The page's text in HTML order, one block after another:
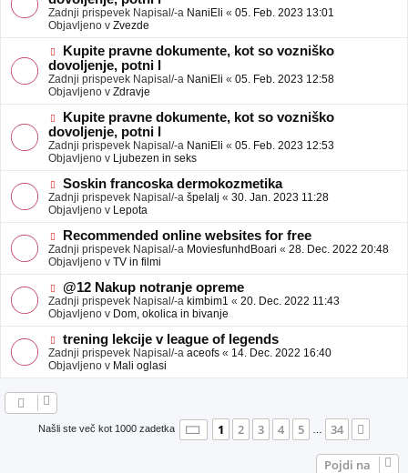
a
v
e
v
e
o
b
a
v
e
Zadnji prispevek Napisal/-a NaniEli « 05. Feb. 2023 13:01
Objavljeno v Zvezde
N
o
v
e
o
b
a
v
e
Kupite pravne dokumente, kot so vozniško
dovoljenje, potni l
Zadnji prispevek Napisal/-a NaniEli « 05. Feb. 2023 12:58
Objavljeno v Zdravje
N
o
v
e
o
b
j
a
v
e
Kupite pravne dokumente, kot so vozniško
dovoljenje, potni l
Zadnji prispevek Napisal/-a NaniEli « 05. Feb. 2023 12:53
Objavljeno v Ljubezen in seks
N
o
v
e
o
b
j
a
v
e
Soskin francoska dermokozmetika
Zadnji prispevek Napisal/-a špelalj « 30. Jan. 2023 11:28
Objavljeno v Lepota
N
o
v
e
o
b
j
a
v
e
Recommended online websites for free
Zadnji prispevek Napisal/-a MoviesfunhdBoari « 28. Dec. 2022 20:48
Objavljeno v TV in filmi
N
o
v
e
o
b
j
a
@12 Nakup notranje opreme
Zadnji prispevek Napisal/-a kimbim1 « 20. Dec. 2022 11:43
Objavljeno v Dom, okolica in bivanje
N
o
v
e
a
trening lekcije v league of legends
Zadnji prispevek Napisal/-a aceofs « 14. Dec. 2022 16:40
Objavljeno v Mali oglasi
Našli ste več kot 1000 zadetka Stran 1od34
1 2 3 4 5 … 34
Pojdi na